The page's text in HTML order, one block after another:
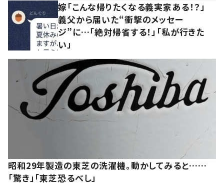
嫁「こんな帰りたくなる義実家ある！？」
義父から届いた“衝撃のメッセー
ジ”に…「絶対帰省する！」「私が行きた
い」
昭和29年製造の東芝の洗濯機。動かしてみると……
「驚き」「東芝恐るべし」